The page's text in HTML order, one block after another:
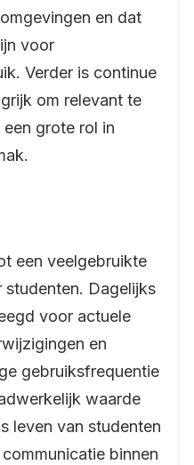
en dat
voor
Verder is continue
om relevant te
grote rol in
een veelgebruikte
Dagelijks
voor actuele
en
gebruiksfrequentie
waarde
leven van studenten
binnen